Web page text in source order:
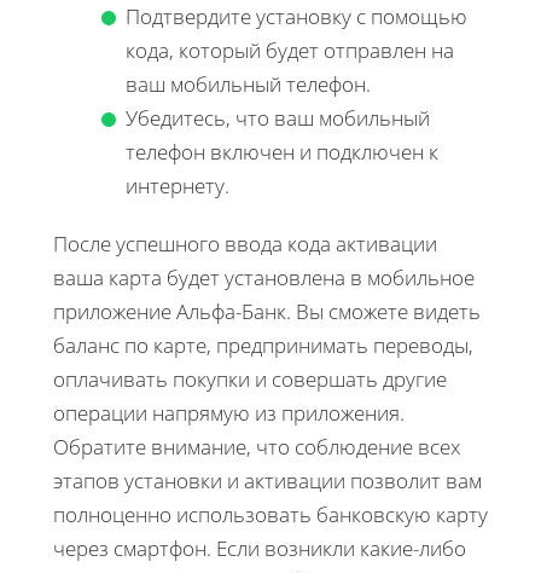
Подтвердите установку с помощью
кода, который будет отправлен на
ваш мобильный телефон.
Убедитесь, что ваш мобильный
телефон включен и подключен к
интернету.
После успешного ввода кода активации
ваша карта будет установлена в мобильное
приложение Альфа-Банк. Вы сможете видеть
баланс по карте, предпринимать переводы,
оплачивать покупки и совершать другие
операции напрямую из приложения.
Обратите внимание, что соблюдение всех
этапов установки и активации позволит вам
полноценно использовать банковскую карту
через смартфон. Если возникли какие-либо